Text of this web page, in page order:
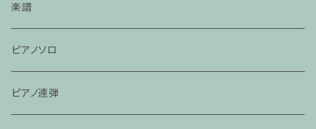
楽譜
ピアノソロ
ピアノ連弾